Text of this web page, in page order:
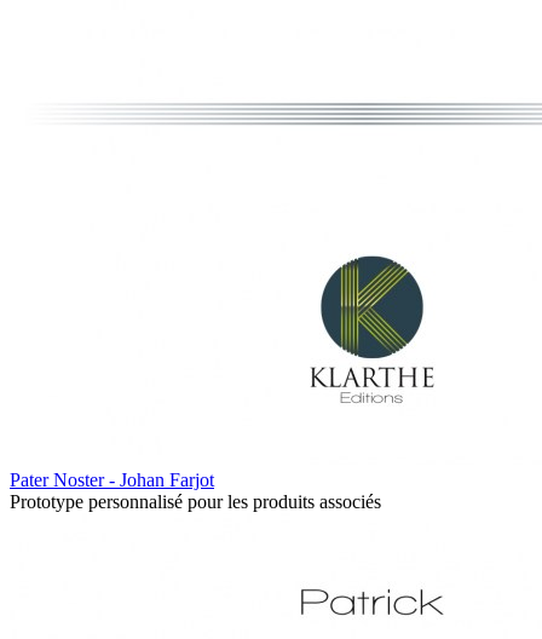
Pater Noster - Johan Farjot
Prototype personnalisé pour les produits associés